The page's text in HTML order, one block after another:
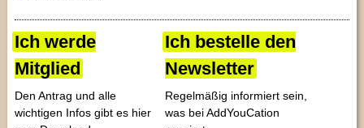
Ich werde
Mitglied
Den Antrag und alle
wichtigen Infos gibt es hier
Ich bestelle den
Newsletter
Regelmäßig informiert sein,
was bei AddYouCation